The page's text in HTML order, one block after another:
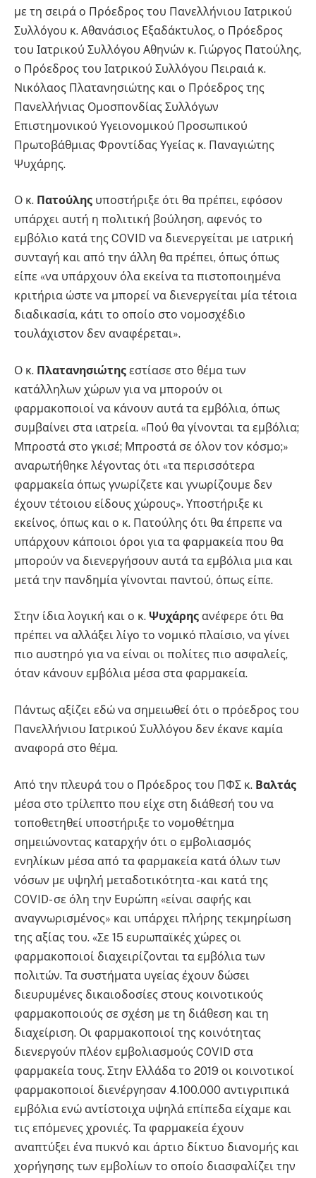
με τη σειρά ο Πρόεδρος του Πανελλήνιου Ιατρικού
Συλλόγου κ. Αθανάσιος Εξαδάκτυλος, ο Πρόεδρος
του Ιατρικού Συλλόγου Αθηνών κ. Γιώργος Πατούλης,
ο Πρόεδρος του Ιατρικού Συλλόγου Πειραιά κ.
Νικόλαος Πλατανησιώτης και ο Πρόεδρος της
Πανελλήνιας Ομοσπονδίας Συλλόγων
Επιστημονικού Υγειονομικού Προσωπικού
Πρωτοβάθμιας Φροντίδας Υγείας κ. Παναγιώτης
Ψυχάρης.
Ο κ. Πατούλης υποστήριξε ότι θα πρέπει, εφόσον
υπάρχει αυτή η πολιτική βούληση, αφενός το
εμβόλιο κατά της COVID να διενεργείται με ιατρική
συνταγή και από την άλλη θα πρέπει, όπως όπως
είπε «να υπάρχουν όλα εκείνα τα πιστοποιημένα
κριτήρια ώστε να μπορεί να διενεργείται μία τέτοια
διαδικασία, κάτι το οποίο στο νομοσχέδιο
τουλάχιστον δεν αναφέρεται».
Ο κ. Πλατανησιώτης εστίασε στο θέμα των
κατάλληλων χώρων για να μπορούν οι
φαρμακοποιοί να κάνουν αυτά τα εμβόλια, όπως
συμβαίνει στα ιατρεία. «Πού θα γίνονται τα εμβόλια;
Μπροστά στο γκισέ; Μπροστά σε όλον τον κόσμο;»
αναρωτήθηκε λέγοντας ότι «τα περισσότερα
φαρμακεία όπως γνωρίζετε και γνωρίζουμε δεν
έχουν τέτοιου είδους χώρους». Υποστήριξε κι
εκείνος, όπως και ο κ. Πατούλης ότι θα έπρεπε να
υπάρχουν κάποιοι όροι για τα φαρμακεία που θα
μπορούν να διενεργήσουν αυτά τα εμβόλια μια και
μετά την πανδημία γίνονται παντού, όπως είπε.
Στην ίδια λογική και ο κ. Ψυχάρης ανέφερε ότι θα
πρέπει να αλλάξει λίγο το νομικό πλαίσιο, να γίνει
πιο αυστηρό για να είναι οι πολίτες πιο ασφαλείς,
όταν κάνουν εμβόλια μέσα στα φαρμακεία.
Πάντως αξίζει εδώ να σημειωθεί ότι ο πρόεδρος του
Πανελλήνιου Ιατρικού Συλλόγου δεν έκανε καμία
αναφορά στο θέμα.
Από την πλευρά του ο Πρόεδρος του ΠΦΣ κ. Βαλτάς
μέσα στο τρίλεπτο που είχε στη διάθεσή του να
τοποθετηθεί υποστήριξε το νομοθέτημα
σημειώνοντας καταρχήν ότι ο εμβολιασμός
ενηλίκων μέσα από τα φαρμακεία κατά όλων των
νόσων με υψηλή μεταδοτικότητα -και κατά της
COVID- σε όλη την Ευρώπη «είναι σαφής και
αναγνωρισμένος» και υπάρχει πλήρης τεκμηρίωση
της αξίας του. «Σε 15 ευρωπαϊκές χώρες οι
φαρμακοποιοί διαχειρίζονται τα εμβόλια των
πολιτών. Τα συστήματα υγείας έχουν δώσει
διευρυμένες δικαιοδοσίες στους κοινοτικούς
φαρμακοποιούς σε σχέση με τη διάθεση και τη
διαχείριση. Οι φαρμακοποιοί της κοινότητας
διενεργούν πλέον εμβολιασμούς COVID στα
φαρμακεία τους. Στην Ελλάδα το 2019 οι κοινοτικοί
φαρμακοποιοί διενέργησαν 4.100.000 αντιγριπικά
εμβόλια ενώ αντίστοιχα υψηλά επίπεδα είχαμε και
τις επόμενες χρονιές. Τα φαρμακεία έχουν
αναπτύξει ένα πυκνό και άρτιο δίκτυο διανομής και
χορήγησης των εμβολίων το οποίο διασφαλίζει την